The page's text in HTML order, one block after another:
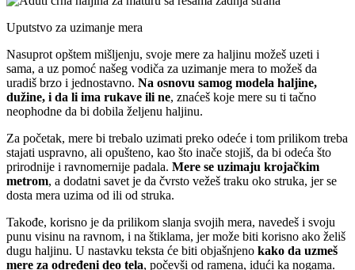
Uputstvo za uzimanje mera
Nasuprot opštem mišljenju, svoje mere za haljinu možeš uzeti i
sama, a uz pomoć našeg vodiča za uzimanje mera to možeš da
uradiš brzo i jednostavno. Na osnovu samog modela haljine,
dužine, i da li ima rukave ili ne, znaćeš koje mere su ti tačno
neophodne da bi dobila željenu haljinu.
Za početak, mere bi trebalo uzimati preko odeće i tom prilikom treba
stajati uspravno, ali opušteno, kao što inače stojiš, da bi odeća što
prirodnije i ravnomernije padala. Mere se uzimaju krojačkim
metrom, a dodatni savet je da čvrsto vežeš traku oko struka, jer se
dosta mera uzima od ili od struka.
Takođe, korisno je da prilikom slanja svojih mera, navedeš i svoju
punu visinu na ravnom, i na štiklama, jer može biti korisno ako želiš
dugu haljinu. U nastavku teksta će biti objašnjeno kako da uzmeš
mere za određeni deo tela, počevši od ramena, idući ka nogama.